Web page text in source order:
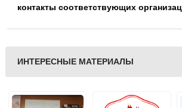
контакты соответствующих
ИНТЕРЕСНЫЕ МАТЕРИАЛЫ